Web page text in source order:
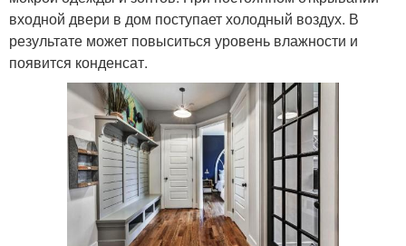
входной двери в дом поступает холодный воздух. В
результате может повыситься уровень влажности и
появится конденсат.